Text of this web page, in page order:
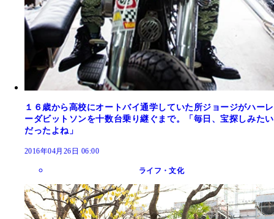
１６歳から高校にオートバイ通学していた所ジョージがハーレ
ーダビットソンを十数台乗り継ぐまで。「毎日、宝探しみたい
だったよね」
2016年04月26日 06:00
ライフ・文化